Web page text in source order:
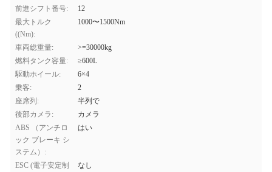
前進シフト番号:
12
最大トルク
((Nm):
1000〜1500Nm
車両総重量:
>=30000kg
燃料タンク容量:
≥600L
駆動ホイール:
6×4
乗客:
2
座席列:
半列で
後部カメラ:
カメラ
ABS （アンチロ
ック ブレーキ シ
ステム）:
はい
ESC (電子安定制
なし